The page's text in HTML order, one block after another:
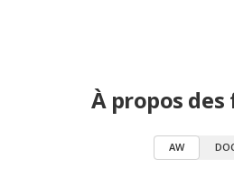
À propos
AW